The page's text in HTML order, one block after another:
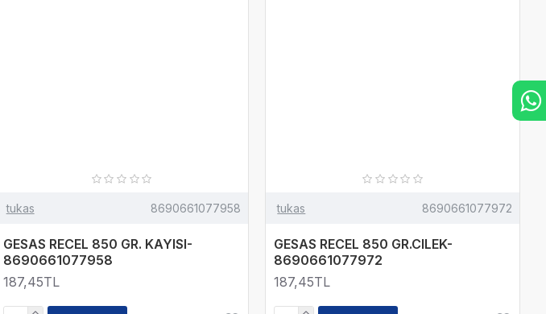
tukas 8690661077958
GESAS RECEL 850 GR. KAYISI-
8690661077958
187,45TL
tukas 8690661077972
GESAS RECEL 850 GR.CILEK-
8690661077972
187,45TL